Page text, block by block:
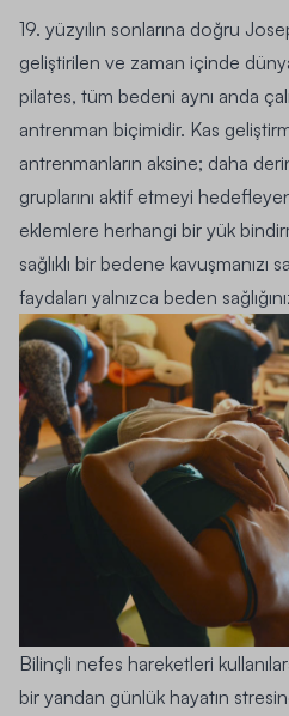
19. yüzyılın sonlarına doğru
geliştirilen ve zaman içinde
pilates, tüm bedeni aynı anda
antrenman biçimidir. Kas
antrenmanların aksine; daha
gruplarını aktif etmeyi
eklemlere herhangi bir yük
sağlıklı bir bedene kavuşmanızı
faydaları yalnızca beden
Bilinçli nefes hareketleri
bir yandan günlük hayatın